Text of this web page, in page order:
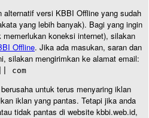
alternatif versi KBBI Offline yang sudah
yang lebih banyak). Bagi yang ingin
koneksi internet), silakan
Offline. Jika ada masukan, saran dan
silakan mengirimkan ke alamat email:
com
untuk terus menyaring iklan
iklan yang pantas. Tetapi jika anda
tidak pantas di website kbbi.web.id,